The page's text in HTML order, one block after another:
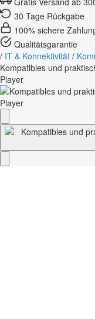
30 Tage Rückgabe
100% sichere
Qualitätsgarantie
/ IT & Konnektivität /
Kompatibles und
Player